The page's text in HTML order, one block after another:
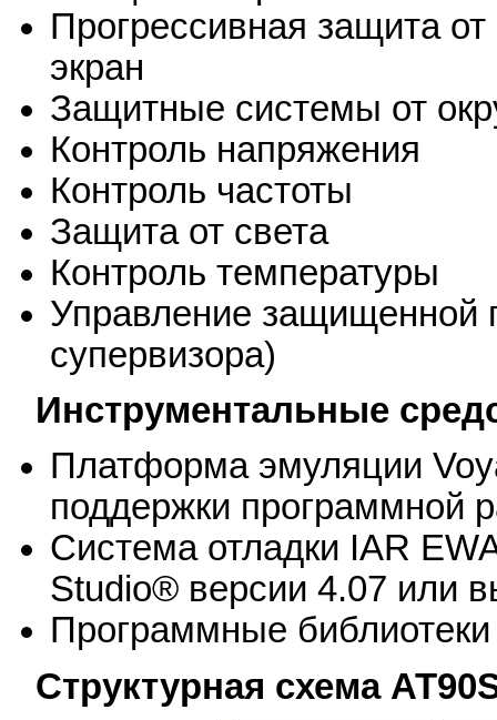
Прогрессивная защита
экран
Защитные системы от
Контроль напряжения
Контроль частоты
Защита от света
Контроль температуры
Управление защищенной
супервизора)
Инструментальные
Платформа эмуляции
поддержки программной
Система отладки IAR
Studio® версии 4.07 или
Программные
Структурная схема